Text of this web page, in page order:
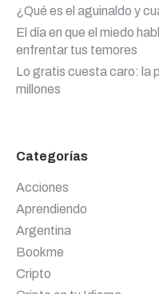
¿Qué es el aguinaldo y
El día en que el miedo
enfrentar tus temores
Lo gratis cuesta caro: la
millones
Categorías
Acciones
Aprendiendo
Argentina
Bookme
Cripto